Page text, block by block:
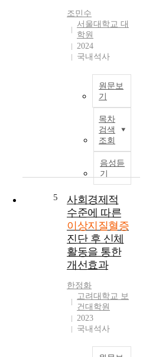
조민수
서울대학교 대
학원
2024
국내석사
원문보
기
목차
검색
조회
음성듣
기
5
사회경제적
수준에 따른
이상지질혈증
진단 후 신체
활동을 통한
개선효과
한정화
고려대학교 보
건대학원
2023
국내석사